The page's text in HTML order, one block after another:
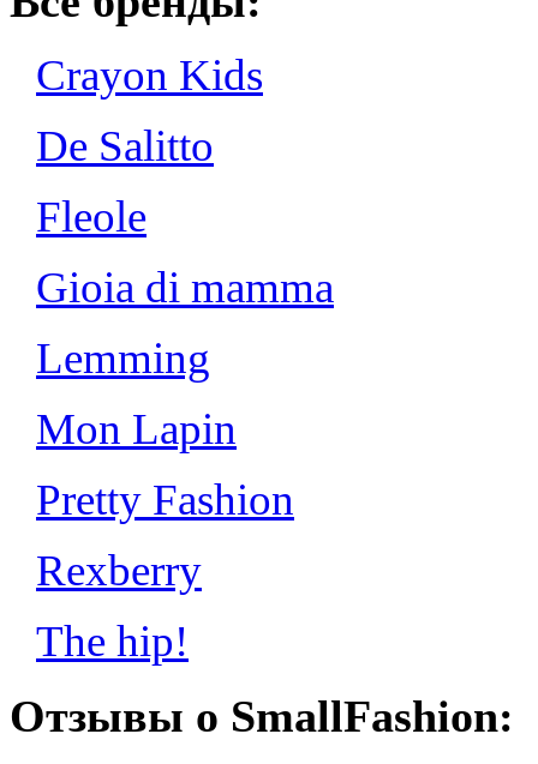
Crayon Kids
De Salitto
Fleole
Gioia di mamma
Lemming
Mon Lapin
Pretty Fashion
Rexberry
The hip!
Отзывы о SmallFashion: